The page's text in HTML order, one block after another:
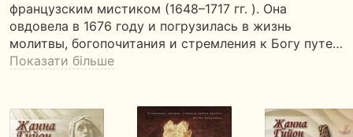
французским мистиком (1648–1717 гг. ). Она
овдовела в 1676 году и погрузилась в жизнь
молитвы, богопочитания и стремления к Богу путе…
Показати більше